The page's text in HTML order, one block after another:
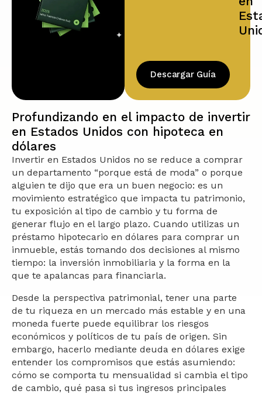
Descargar Guía
Profundizando en el impacto de invertir
en Estados Unidos con hipoteca en
dólares
Invertir en Estados Unidos no se reduce a comprar
un departamento “porque está de moda” o porque
alguien te dijo que era un buen negocio: es un
movimiento estratégico que impacta tu patrimonio,
tu exposición al tipo de cambio y tu forma de
generar flujo en el largo plazo. Cuando utilizas un
préstamo hipotecario en dólares para comprar un
inmueble, estás tomando dos decisiones al mismo
tiempo: la inversión inmobiliaria y la forma en la
que te apalancas para financiarla.
Desde la perspectiva patrimonial, tener una parte
de tu riqueza en un mercado más estable y en una
moneda fuerte puede equilibrar los riesgos
económicos y políticos de tu país de origen. Sin
embargo, hacerlo mediante deuda en dólares exige
entender los compromisos que estás asumiendo:
cómo se comporta tu mensualidad si cambia el tipo
de cambio, qué pasa si tus ingresos principales